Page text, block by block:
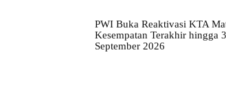
PWI Buka Reaktivasi KTA
Kesempatan Terakhir hingga
September 2026